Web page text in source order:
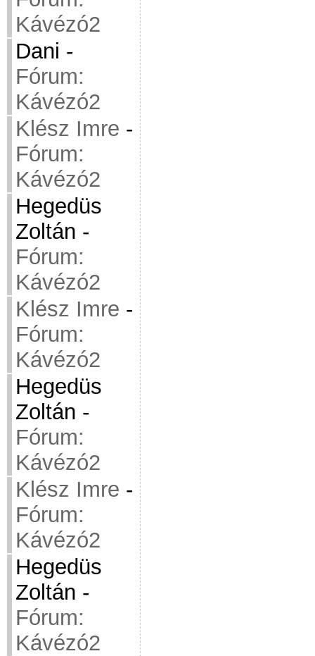
Kávézó2
Dani -
Fórum:
Kávézó2
Klész Imre -
Fórum:
Kávézó2
Hegedüs
Zoltán -
Fórum:
Kávézó2
Klész Imre -
Fórum:
Kávézó2
Hegedüs
Zoltán -
Fórum:
Kávézó2
Klész Imre -
Fórum:
Kávézó2
Hegedüs
Zoltán -
Fórum:
Kávézó2